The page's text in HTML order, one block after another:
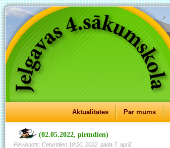
Aktualitātes Par mums
(02.05.2022, pirmdien)
Pievienots: Ceturtdien 10:20, 2022. gada 7. aprīlī